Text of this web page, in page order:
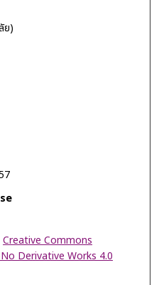
ย)
Creative Commons
Derivative Works 4.0